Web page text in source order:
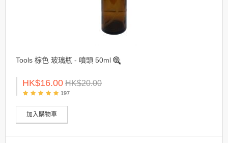
Tools 棕色 玻璃瓶 - 噴頭 50ml
HK$16.00 HK$20.00
197
加入購物車